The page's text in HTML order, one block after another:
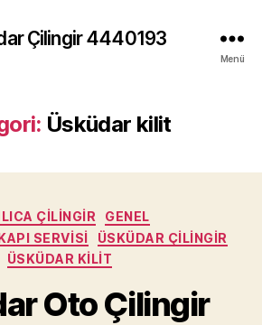
Çilingir 4440193
Menü
Üsküdar kilit
Kategoriler
ÇILINGIR
GENEL
SERVISI
ÜSKÜDAR ÇILINGIR
ÜSKÜDAR KILIT
Oto Çilingir